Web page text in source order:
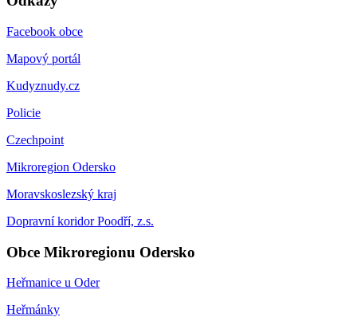
Facebook obce
Mapový portál
Kudyznudy.cz
Policie
Czechpoint
Mikroregion Odersko
Moravskoslezský kraj
Dopravní koridor Poodří, z.s.
Obce Mikroregionu Odersko
Heřmanice u Oder
Heřmánky